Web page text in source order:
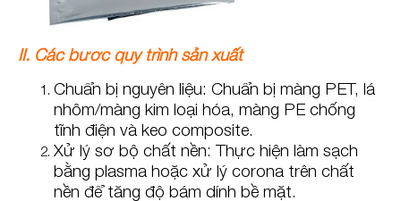
II. Các bước quy trình sản xuất
Chuẩn bị nguyên liệu: Chuẩn bị màng PET, lá
nhôm/màng kim loại hóa, màng PE chống
tĩnh điện và keo composite.
Xử lý sơ bộ chất nền: Thực hiện làm sạch
bằng plasma hoặc xử lý corona trên chất
nền để tăng độ bám dính bề mặt.